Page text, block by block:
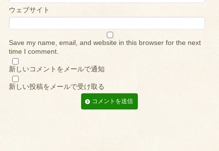
ウェブサイト
Save my name, email, and website in this browser for the next
time I comment.
新しいコメントをメールで通知
新しい投稿をメールで受け取る